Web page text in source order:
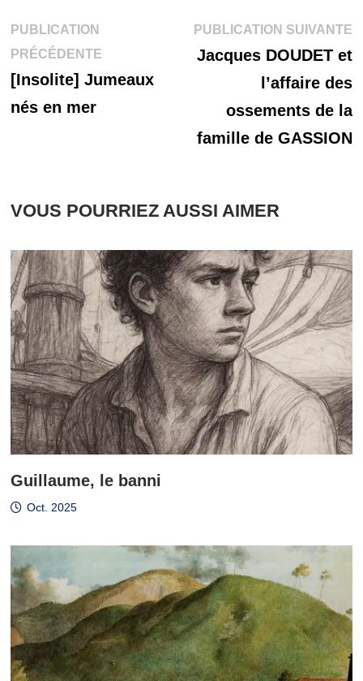
Navigation
de
l’article
PUBLICATION
PRÉCÉDENTEPublication
précédente :
[Insolite] Jumeaux
nés en mer
PUBLICATION SUIVANTE
Jacques DOUDET et
l’affaire des
ossements de la
famille de GASSION
VOUS POURRIEZ AUSSI AIMER
Guillaume, le banni
Oct. 2025